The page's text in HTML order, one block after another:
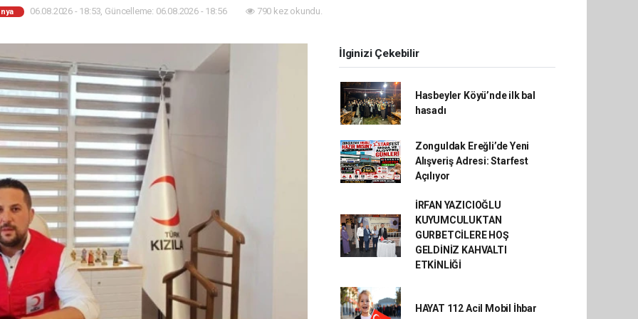
06.08.2026 - 18:53, Güncelleme: 06.08.2026 - 18:56 790 kez okundu.
İlginizi Çekebilir
Hasbeyler Köyü’nde ilk bal
hasadı
Zonguldak Ereğli’de Yeni
Alışveriş Adresi: Starfest
Açılıyor
İRFAN YAZICIOĞLU
KUYUMCULUKTAN
GURBETCİLERE HOŞ
GELDİNİZ KAHVALTI
ETKİNLİĞİ
HAYAT 112 Acil Mobil İhbar